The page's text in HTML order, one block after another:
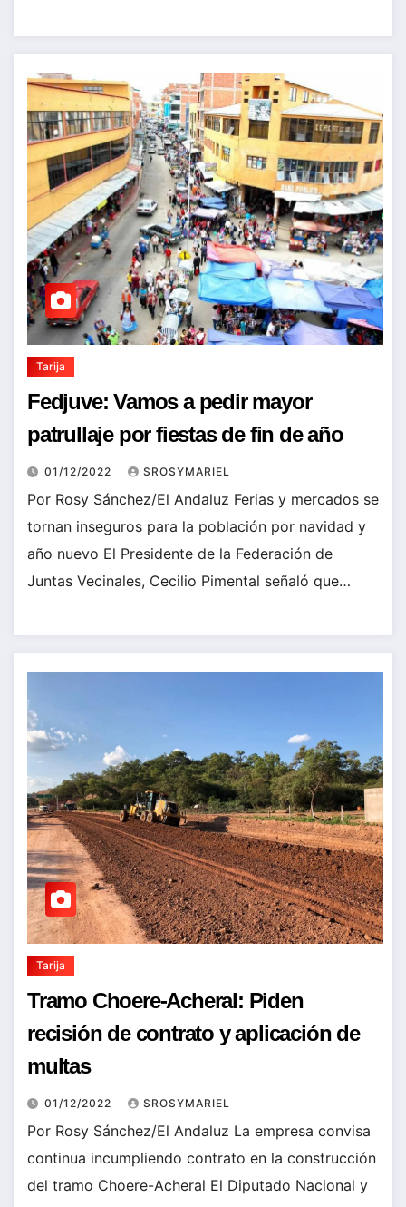
Tarija
Fedjuve: Vamos a pedir mayor
patrullaje por fiestas de fin de año
01/12/2022 SROSYMARIEL
Por Rosy Sánchez/El Andaluz Ferias y mercados se
tornan inseguros para la población por navidad y
año nuevo El Presidente de la Federación de
Juntas Vecinales, Cecilio Pimental señaló que…
Tarija
Tramo Choere-Acheral: Piden
recisión de contrato y aplicación de
multas
01/12/2022 SROSYMARIEL
Por Rosy Sánchez/El Andaluz La empresa convisa
continua incumpliendo contrato en la construcción
del tramo Choere-Acheral El Diputado Nacional y